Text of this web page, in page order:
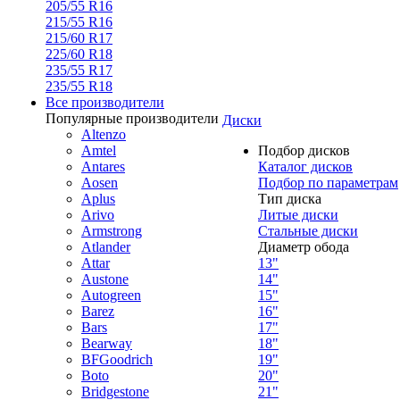
205/55 R16
215/55 R16
215/60 R17
225/60 R18
235/55 R17
235/55 R18
Все производители
Популярные производители
Altenzo
Amtel
Antares
Aosen
Aplus
Arivo
Armstrong
Atlander
Attar
Austone
Autogreen
Barez
Bars
Bearway
BFGoodrich
Boto
Bridgestone
Диски
Подбор дисков
Каталог дисков
Подбор по параметрам
Тип диска
Литые диски
Стальные диски
Диаметр обода
13"
14"
15"
16"
17"
18"
19"
20"
21"